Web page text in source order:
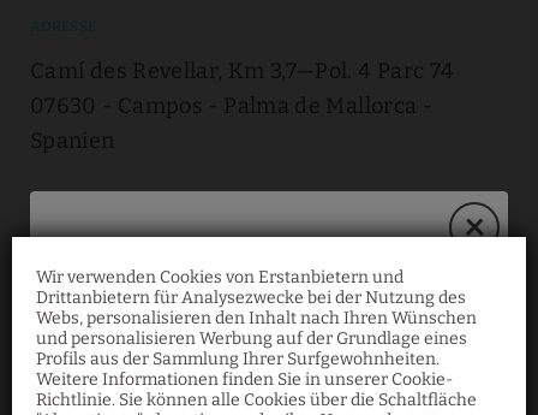
Wir verwenden Cookies von Erstanbietern und
Drittanbietern für Analysezwecke bei der Nutzung des
Webs, personalisieren den Inhalt nach Ihren Wünschen
und personalisieren Werbung auf der Grundlage eines
Profils aus der Sammlung Ihrer Surfgewohnheiten.
Weitere Informationen finden Sie in unserer Cookie-
Richtlinie. Sie können alle Cookies über die Schaltfläche
Camí des Revellar, Km 3,7—Pol. 4 Parc 74
07630
Campos
Palma de Mallorca
Spanien
(+34) 971 16 02 74
info@revellarartresort.com
30 % exklusiver Rabatt
Buchen Sie jetzt über unsere offizielle